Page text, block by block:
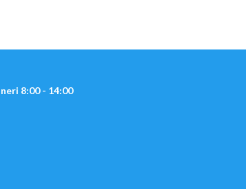
8:00 - 14:00